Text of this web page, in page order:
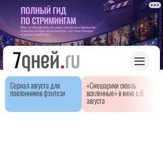
Сериал августа для
поклонников фэнтези
«Смешарики сквозь
вселенные» в кино с 6
августа